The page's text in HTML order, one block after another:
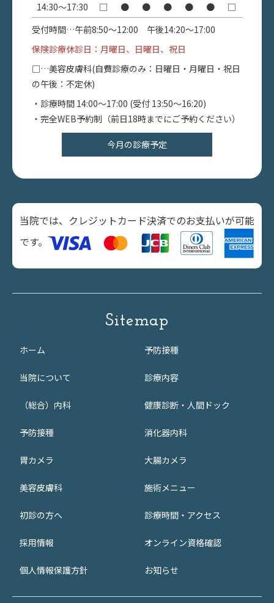
14:30〜17:30
□ ● ● ● ● ●
□
受付時間…午前8:50〜12:00 午後14:20〜17:00
保険診療休診日：月曜日、日曜日、祝日
□…美容皮膚科(自費診療のみ：日曜日・月曜日・祝日
の午後：不定休)
・診療時間 14:00〜17:00 (受付 13:50～16:20)
・完全WEB予約制（前日18時までにご予約ください）
今月の診療予定
当院では、クレジットカード決済でのお支払いが可能
です。
Sitemap
ホーム 予防接種
当院について 診療内容
（総合）内科 健康診断・人間ドック
予防接種 消化器内科
胃カメラ 大腸カメラ
美容皮膚科 施術メニュー
初診の方へ 診療時間・アクセス
採用情報 オンライン資格確認
個人情報保護方針 お知らせ